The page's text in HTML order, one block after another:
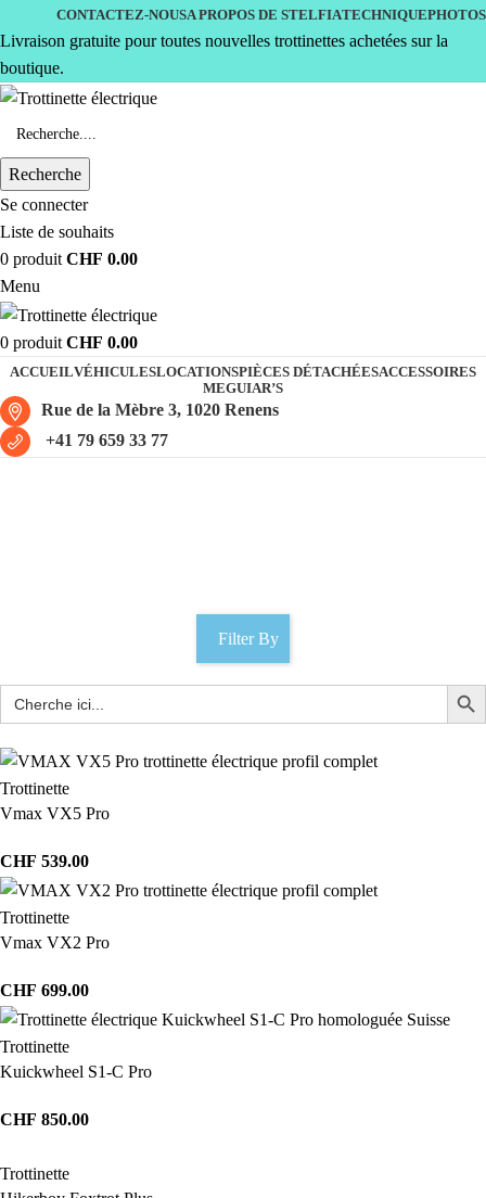
CONTACTEZ-NOUSA PROPOS DE STELFIATECHNIQUEPHOTOS
Livraison gratuite pour toutes nouvelles trottinettes achetées sur la
boutique.
Recherche
Se connecter
Liste de souhaits
0 produit CHF 0.00
Menu
0 produit CHF 0.00
ACCUEILVÉHICULESLOCATIONSPIÈCES DÉTACHÉESACCESSOIRES
MEGUIAR’S
Rue de la Mèbre 3, 1020 Renens
+41 79 659 33 77
Filter By
Trottinette
Vmax VX5 Pro
CHF 539.00
Trottinette
Vmax VX2 Pro
CHF 699.00
Trottinette
Kuickwheel S1-C Pro
CHF 850.00
Trottinette